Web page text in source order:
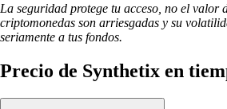
La seguridad protege tu acceso, no el valor
criptomonedas son arriesgadas y su
seriamente a tus fondos.
Precio de Synthetix en